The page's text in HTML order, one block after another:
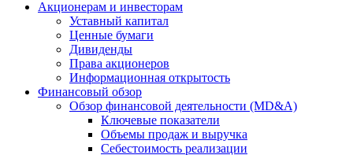
Акционерам и инвесторам
Уставный капитал
Ценные бумаги
Дивиденды
Права акционеров
Информационная открытость
Финансовый обзор
Обзор финансовой деятельности (MD&A)
Ключевые показатели
Объемы продаж и выручка
Себестоимость реализации